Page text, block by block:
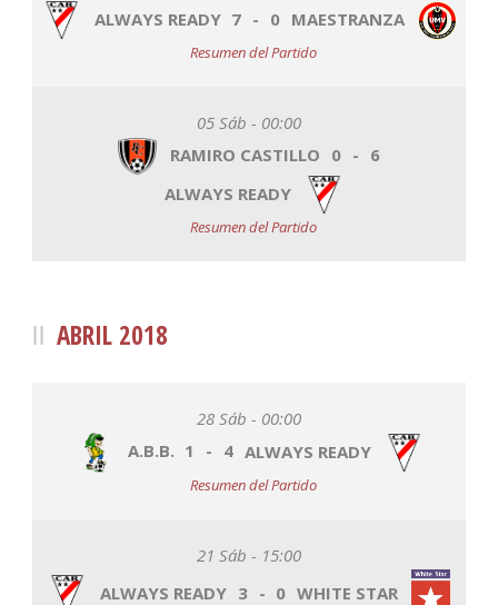
ALWAYS READY 7 - 0 MAESTRANZA
Resumen del Partido
05 Sáb - 00:00
RAMIRO CASTILLO 0 - 6
ALWAYS READY
Resumen del Partido
ABRIL 2018
28 Sáb - 00:00
A.B.B. 1 - 4 ALWAYS READY
Resumen del Partido
21 Sáb - 15:00
ALWAYS READY 3 - 0 WHITE STAR